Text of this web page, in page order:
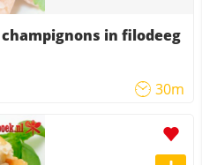
in filodeeg
30m